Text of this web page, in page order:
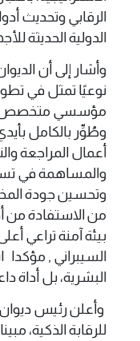
الرقابي وتحديث
الدولية الحديثة
وأشار إلى أن
نوعيًا تمثل في
مؤسسي متخصص
وطُوِّر بالكامل
أعمال المراجعة
والمساهمة في
وتحسين جودة
من الاستفادة من
بيئة آمنة تراعي
السيبراني , مؤكدا
البشرية، بل أداة
وأعلن رئيس
للرقابة الذكية،